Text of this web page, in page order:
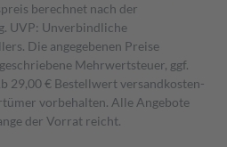
berechnet nach der
UVP: Unverbindliche
Die angegebenen Preise
Mehrwertsteuer, ggf.
29,00 € Bestell­wert versand­kosten­
vorbehalten. Alle Angebote
der Vorrat reicht.